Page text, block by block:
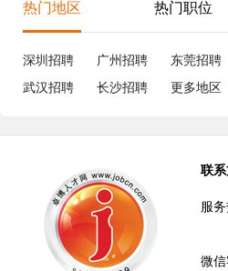
热门地区 热门职位
深圳招聘 广州招聘 东莞招聘
武汉招聘
长沙招聘 更多地区
联
服务
微信